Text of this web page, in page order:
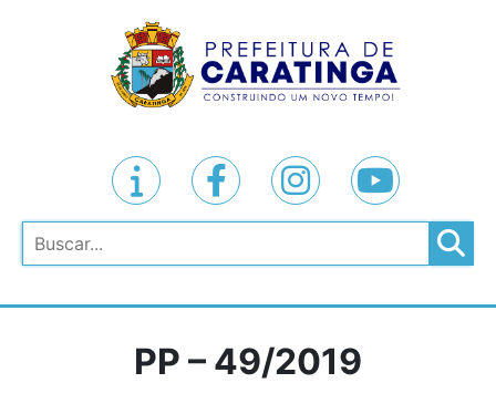
Pesquisar
PP – 49/2019